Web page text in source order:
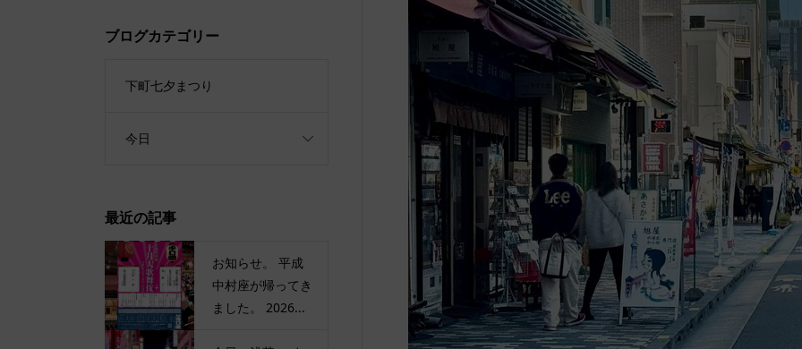
ブログカテゴリー
下町七夕まつり
今日
最近の記事
お知らせ。 平成
中村座が帰ってき
ました。 2026...